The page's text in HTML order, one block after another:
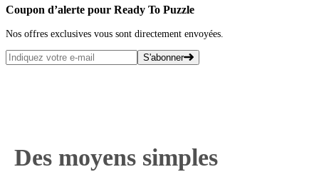
Coupon d’alerte pour Ready To Puzzle
Nos offres exclusives vous sont directement envoyées.
S'abonner
Des moyens simples